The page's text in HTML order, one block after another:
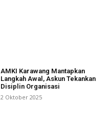
AMKI Karawang Mantapkan
Langkah Awal, Askun Tekankan
Disiplin Organisasi
2 Oktober 2025